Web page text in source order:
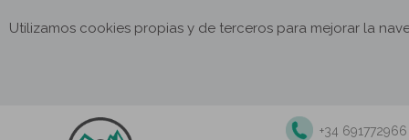
Utilizamos cookies propias y de terceros para mejorar la
+34 691772966